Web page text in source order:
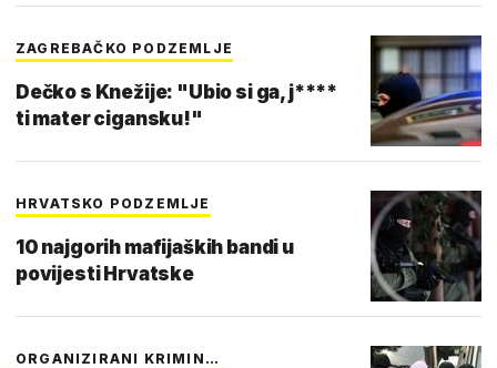
ZAGREBAČKO PODZEMLJE
Dečko s Knežije: "Ubio si ga, j****
ti mater cigansku!"
HRVATSKO PODZEMLJE
10 najgorih mafijaških bandi u
povijesti Hrvatske
ORGANIZIRANI KRIMIN…